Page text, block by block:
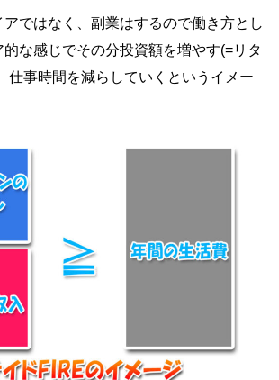
ではなく、副業はするので働き方とし
な感じでその分投資額を増やす(=リタ
仕事時間を減らしていくというイメー